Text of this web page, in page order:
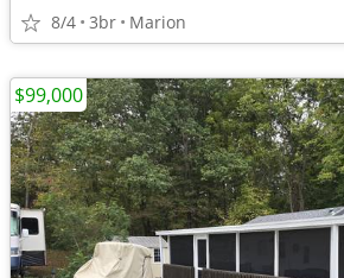
8/4 3br Marion
$99,000